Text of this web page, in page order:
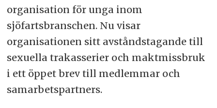
organisation för unga inom
sjöfartsbranschen. Nu visar
organisationen sitt avståndstagande till
sexuella trakasserier och maktmissbruk
i ett öppet brev till medlemmar och
samarbetspartners.